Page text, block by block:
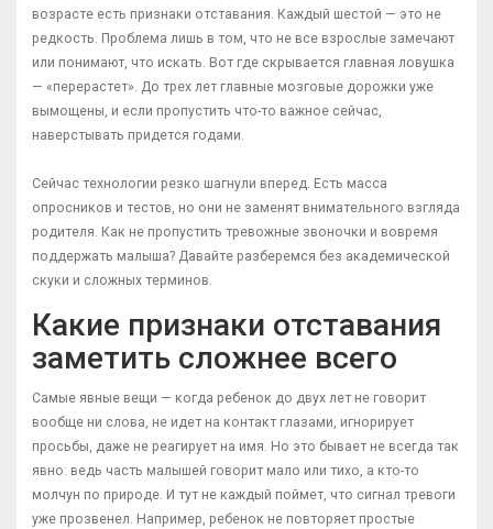
возрасте есть признаки отставания. Каждый шестой — это не
редкость. Проблема лишь в том, что не все взрослые замечают
или понимают, что искать. Вот где скрывается главная ловушка
— «перерастет». До трех лет главные мозговые дорожки уже
вымощены, и если пропустить что-то важное сейчас,
наверстывать придется годами.
Сейчас технологии резко шагнули вперед. Есть масса
опросников и тестов, но они не заменят внимательного взгляда
родителя. Как не пропустить тревожные звоночки и вовремя
поддержать малыша? Давайте разберемся без академической
скуки и сложных терминов.
Какие признаки отставания
заметить сложнее всего
Самые явные вещи — когда ребенок до двух лет не говорит
вообще ни слова, не идет на контакт глазами, игнорирует
просьбы, даже не реагирует на имя. Но это бывает не всегда так
явно: ведь часть малышей говорит мало или тихо, а кто-то
молчун по природе. И тут не каждый поймет, что сигнал тревоги
уже прозвенел. Например, ребенок не повторяет простые